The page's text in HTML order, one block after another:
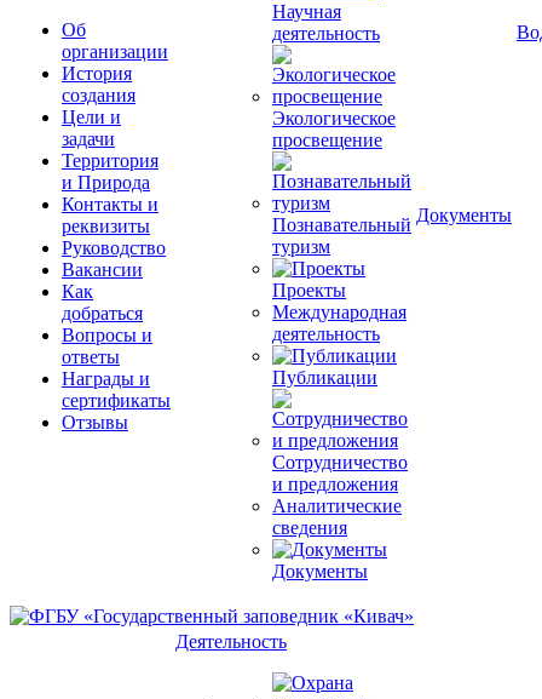
Об
организации
История
создания
Цели и
задачи
Территория
и Природа
Контакты и
реквизиты
Руководство
Вакансии
Как
добраться
Вопросы и
ответы
Награды и
сертификаты
Отзывы
Научная
деятельность
Экологическое
просвещение
Познавательный
туризм
Проекты
Международная
деятельность
Публикации
Сотрудничество
и предложения
Аналитические
сведения
Документы
Документы
Деятельность